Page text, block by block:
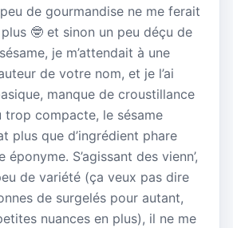
de gourmandise ne me ferait
🤓 et sinon un peu déçu de
je m’attendait à une
de votre nom, et je l’ai
manque de croustillance
trop compacte, le sésame
plus que d’ingrédient phare
S’agissant des vienn’,
de variété (ça veux pas dire
de surgelés pour autant,
nuances en plus), il ne me